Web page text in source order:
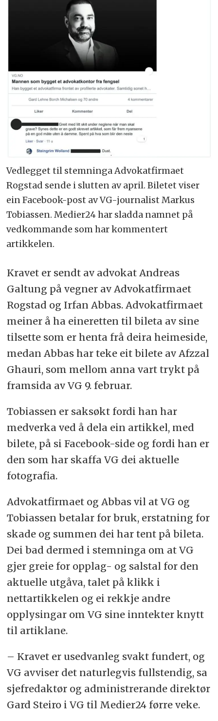
Vedlegget til stemninga Advokatfirmaet
Rogstad sende i slutten av april. Biletet viser
ein Facebook-post av VG-journalist Markus
Tobiassen. Medier24 har sladda namnet på
vedkommande som har kommentert
artikkelen.
Kravet er sendt av advokat Andreas
Galtung på vegner av Advokatfirmaet
Rogstad og Irfan Abbas. Advokatfirmaet
meiner å ha eineretten til bileta av sine
tilsette som er henta frå deira heimeside,
medan Abbas har teke eit bilete av Afzzal
Ghauri, som mellom anna vart trykt på
framsida av VG 9. februar.
Tobiassen er saksøkt fordi han har
medverka ved å dela ein artikkel, med
bilete, på si Facebook-side og fordi han er
den som har skaffa VG dei aktuelle
fotografia.
Advokatfirmaet og Abbas vil at VG og
Tobiassen betalar for bruk, erstatning for
skade og summen dei har tent på bileta.
Dei bad dermed i stemninga om at VG
gjer greie for opplag- og salstal for den
aktuelle utgåva, talet på klikk i
nettartikkelen og ei rekkje andre
opplysingar om VG sine inntekter knytt
til artiklane.
– Kravet er usedvanleg svakt fundert, og
VG avviser det naturlegvis fullstendig, sa
sjefredaktør og administrerande direktør
Gard Steiro i VG til Medier24 førre veke.